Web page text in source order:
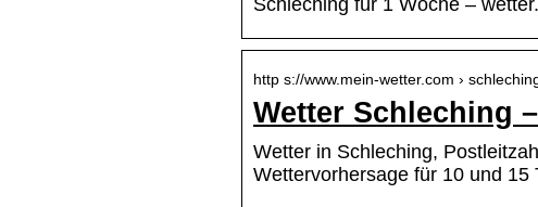
Schleching für 1 Woche –
http s://www.mein-wetter.com ›
Wetter Schleching
Wetter in Schleching,
Wettervorhersage für 10 und 15